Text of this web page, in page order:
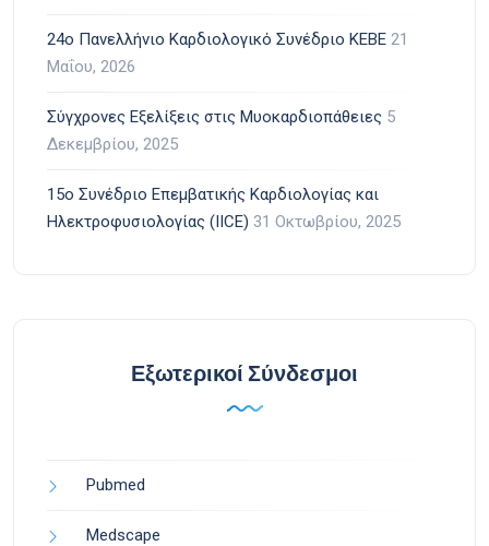
24ο Πανελλήνιο Καρδιολογικό Συνέδριο ΚΕΒΕ 21
Μαΐου, 2026
Σύγχρονες Εξελίξεις στις Μυοκαρδιοπάθειες 5
Δεκεμβρίου, 2025
15ο Συνέδριο Επεμβατικής Καρδιολογίας και
Ηλεκτροφυσιολογίας (IICE) 31 Οκτωβρίου, 2025
Εξωτερικοί Σύνδεσμοι
Pubmed
Medscape